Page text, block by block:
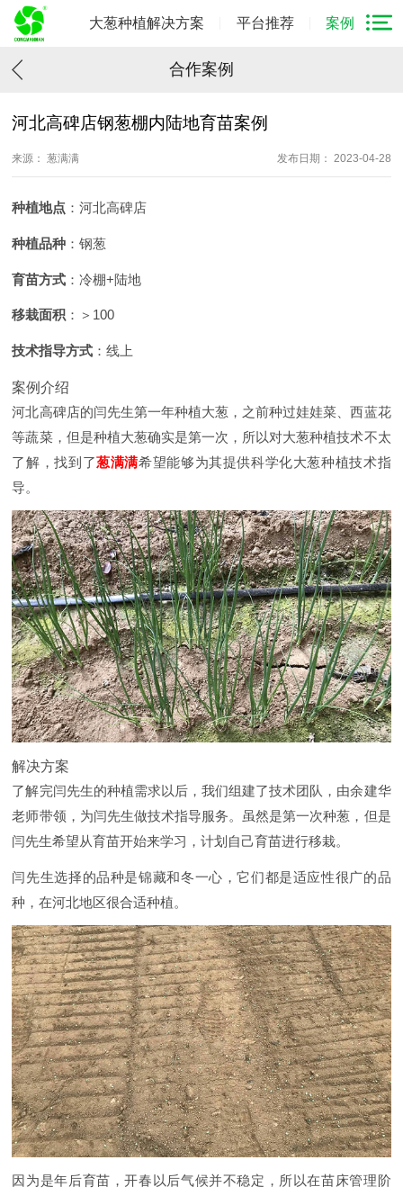
大葱种植解决方案 平台推荐 案例
合作案例
河北高碑店钢葱棚内陆地育苗案例
来源： 葱满满 发布日期： 2023-04-28
种植地点 ：河北高碑店
种植品种 ：钢葱
育苗方式 ：冷棚+陆地
移栽面积 ：＞100
技术指导方式 ：线上
案例介绍
河北高碑店的闫先生第一年种植大葱，之前种过娃娃菜、西蓝花
等蔬菜，但是种植大葱确实是第一次，所以对大葱种植技术不太
了解，找到了葱满满希望能够为其提供科学化大葱种植技术指
导。
解决方案
了解完闫先生的种植需求以后，我们组建了技术团队，由余建华
老师带领，为闫先生做技术指导服务。虽然是第一次种葱，但是
闫先生希望从育苗开始来学习，计划自己育苗进行移栽。
闫先生选择的品种是锦藏和冬一心，它们都是适应性很广的品
种，在河北地区很合适种植。
因为是年后育苗，开春以后气候并不稳定，所以在苗床管理阶